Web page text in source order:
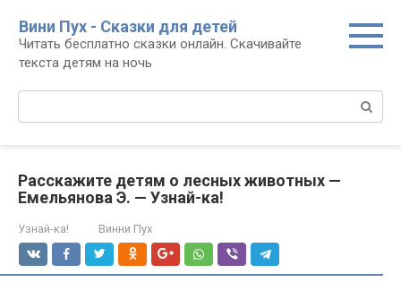
контенту
Вини Пух - Сказки для детей
Читать бесплатно сказки онлайн. Скачивайте
текста детям на ночь
Расскажите детям о лесных животных —
Емельянова Э. — Узнай-ка!
Узнай-ка! Винни Пух